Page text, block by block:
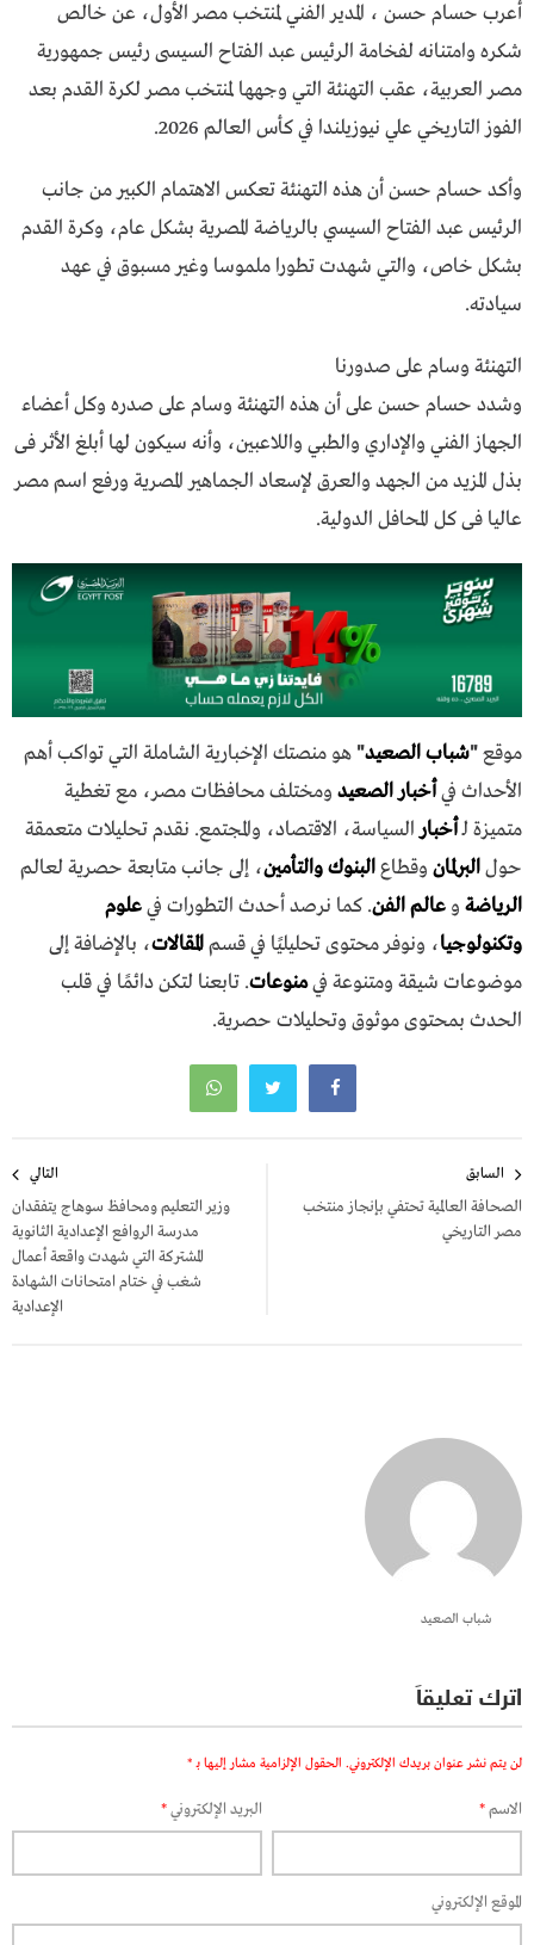
أعرب حسام حسن ، المدير الفني لمنتخب مصر الأول، عن خالص
شكره وامتنانه لفخامة الرئيس عبد الفتاح السيسى رئيس جمهورية
مصر العربية، عقب التهنئة التي وجهها لمنتخب مصر لكرة القدم بعد
الفوز التاريخي علي نيوزيلندا في كأس العالم 2026.
وأكد حسام حسن أن هذه التهنئة تعكس الاهتمام الكبير من جانب
الرئيس عبد الفتاح السيسي بالرياضة المصرية بشكل عام، وكرة القدم
بشكل خاص، والتي شهدت تطورا ملموسا وغير مسبوق في عهد
سيادته.
التهنئة وسام على صدورنا
وشدد حسام حسن على أن هذه التهنئة وسام على صدره وكل أعضاء
الجهاز الفني والإداري والطبي واللاعبين، وأنه سيكون لها أبلغ الأثر فى
بذل المزيد من الجهد والعرق لإسعاد الجماهير المصرية ورفع اسم مصر
عاليا فى كل المحافل الدولية.
موقع"شباب الصعيد" هو منصتك الإخبارية الشاملة التي تواكب أهم
الأحداث فيأخبار الصعيد ومختلف محافظات مصر، مع تغطية
متميزة لـأخبارالسياسة، الاقتصاد، والمجتمع. نقدم تحليلات متعمقة
حولالبرلمان وقطاعالبنوك والتأمين، إلى جانب متابعة حصرية لعالم
الرياضة و عالم الفن. كما نرصد أحدث التطورات فيعلوم
وتكنولوجيا، ونوفر محتوى تحليليًا في قسمالمقالات، بالإضافة إلى
موضوعات شيقة ومتنوعة فيمنوعات. تابعنا لتكن دائمًا في قلب
الحدث بمحتوى موثوق وتحليلات حصرية.
المقالات
السابق
الصحافة العالمية تحتفي بإنجاز منتخب
مصر التاريخي
التالي
وزير التعليم ومحافظ سوهاج يتفقدان
مدرسة الروافع الإعدادية الثانوية
المشتركة التي شهدت واقعة أعمال
شغب في ختام امتحانات الشهادة
الإعدادية
شباب الصعيد
اترك تعليقاً
لن يتم نشر عنوان بريدك الإلكتروني. الحقول الإلزامية مشار إليها بـ *
الاسم* البريد الإلكتروني*
الموقع الإلكتروني